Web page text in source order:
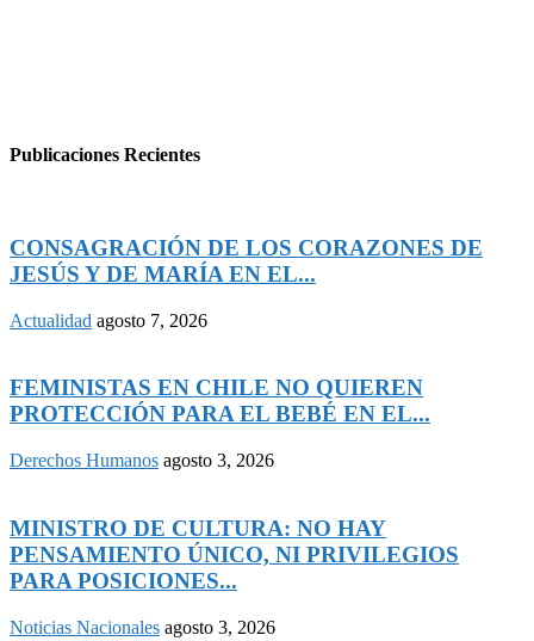
Publicaciones Recientes
CONSAGRACIÓN DE LOS CORAZONES DE
JESÚS Y DE MARÍA EN EL...
Actualidad agosto 7, 2026
FEMINISTAS EN CHILE NO QUIEREN
PROTECCIÓN PARA EL BEBÉ EN EL...
Derechos Humanos agosto 3, 2026
MINISTRO DE CULTURA: NO HAY
PENSAMIENTO ÚNICO, NI PRIVILEGIOS
PARA POSICIONES...
Noticias Nacionales agosto 3, 2026